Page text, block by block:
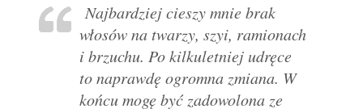
Najbardziej cieszy mnie brak
włosów na twarzy, szyi, ramionach
i brzuchu. Po kilkuletniej udręce
to naprawdę ogromna zmiana. W
końcu mogę być zadowolona ze